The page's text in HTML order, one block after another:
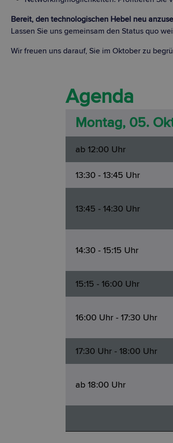
Bereit, den technologischen Hebel neu
Lassen Sie uns gemeinsam den Status quo
Wir freuen uns darauf, Sie im Oktober zu
Agenda
Montag, 05.
ab 12:00 Uhr
13:30 - 13:45 Uhr
13:45 - 14:30 Uhr
14:30 - 15:15 Uhr
15:15 - 16:00 Uhr
16:00 Uhr - 17:30 Uhr
17:30 Uhr - 18:00 Uhr
ab 18:00 Uhr